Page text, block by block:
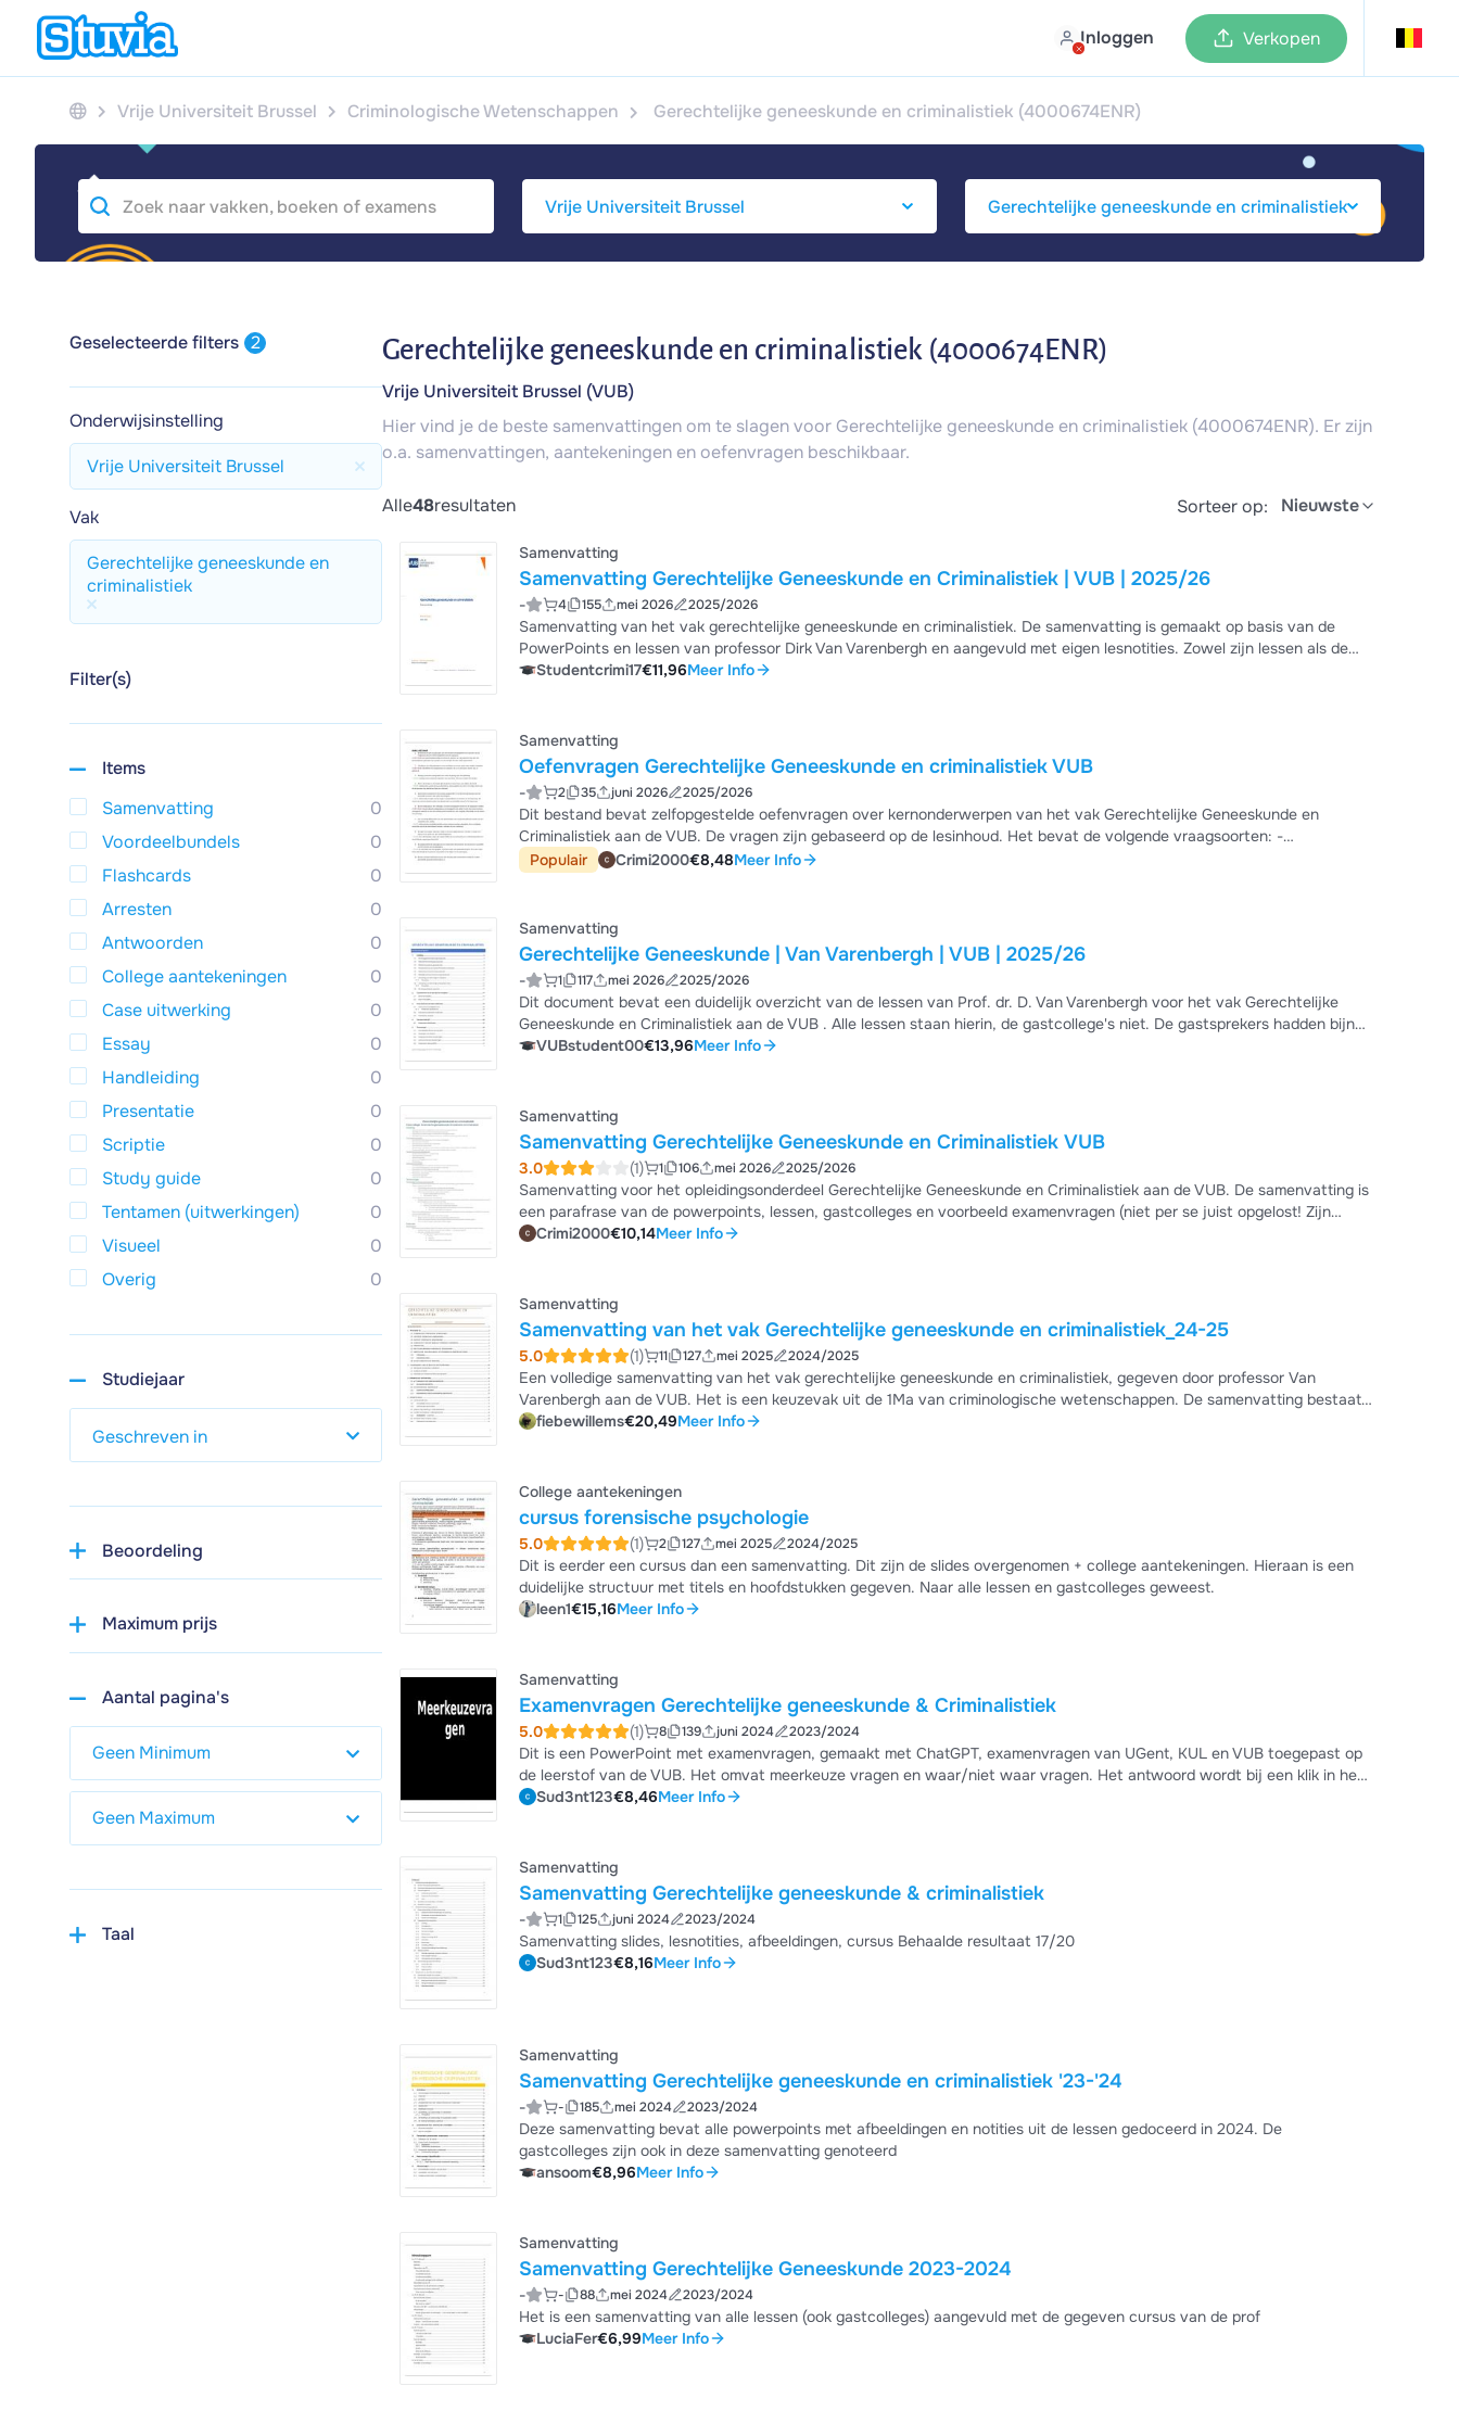
Inloggen Verkopen
Vrije Universiteit Brussel Criminologische Wetenschappen Gerechtelijke geneeskunde en criminalistiek (4000674ENR)
Geselecteerde filters 2
Onderwijsinstelling
Vrije Universiteit Brussel
Vak
Gerechtelijke geneeskunde en
criminalistiek
Filter(s)
Items
Samenvatting
0
Voordeelbundels
0
Flashcards
0
Arresten
0
Antwoorden
0
College aantekeningen
0
Case uitwerking
0
Essay
0
Handleiding
0
Presentatie
0
Scriptie
0
Study guide
0
Tentamen (uitwerkingen)
0
Visueel
0
Overig
0
Studiejaar
Beoordeling
Maximum prijs
Aantal pagina's
Taal
Gerechtelijke geneeskunde en criminalistiek (4000674ENR)
Vrije Universiteit Brussel (VUB)
Hier vind je de beste samenvattingen om te slagen voor Gerechtelijke geneeskunde en criminalistiek (4000674ENR). Er zijn
o.a. samenvattingen, aantekeningen en oefenvragen beschikbaar.
Alle48resultaten Sorteer op: Nieuwste
Samenvatting
Samenvatting Gerechtelijke Geneeskunde en Criminalistiek | VUB | 2025/26
- 4 155 mei 2026 2025/2026
Samenvatting van het vak gerechtelijke geneeskunde en criminalistiek. De samenvatting is gemaakt op basis van de
PowerPoints en lessen van professor Dirk Van Varenbergh en aangevuld met eigen lesnotities. Zowel zijn lessen als de
gastlessen zijn in de samenvatting verwerkt.
Studentcrimi17€11,96Meer Info
Samenvatting
Oefenvragen Gerechtelijke Geneeskunde en criminalistiek VUB
- 2 35 juni 2026 2025/2026
Dit bestand bevat zelfopgestelde oefenvragen over kernonderwerpen van het vak Gerechtelijke Geneeskunde en
Criminalistiek aan de VUB. De vragen zijn gebaseerd op de lesinhoud. Het bevat de volgende vraagsoorten: -
Redeneringscasussen (8 vragen) - Waar/Niet waar (70 vragen) - Multiple-choice-vragen met 4 antwoordmogelijkheden
(98 vragen) Ideaal voor examenvoorbereiding voor het vak Gerechtelijke Geneeskunde en Criminalistiek van de Master
Populair Crimi2000€8,48Meer Info
Samenvatting
Gerechtelijke Geneeskunde | Van Varenbergh | VUB | 2025/26
- 1 117 mei 2026 2025/2026
Dit document bevat een duidelijk overzicht van de lessen van Prof. dr. D. Van Varenbergh voor het vak Gerechtelijke
Geneeskunde en Criminalistiek aan de VUB . Alle lessen staan hierin, de gastcollege's niet. De gastsprekers hadden bijna
al hun info in hun powerpoint'ss gezet dus daarom heb ik deze hier niet in verwerkt. Veel succes!!
VUBstudent00€13,96Meer Info
Samenvatting
Samenvatting Gerechtelijke Geneeskunde en Criminalistiek VUB
3.0 (1) 1 106 mei 2026 2025/2026
Samenvatting voor het opleidingsonderdeel Gerechtelijke Geneeskunde en Criminalistiek aan de VUB. De samenvatting is
een parafrase van de powerpoints, lessen, gastcolleges en voorbeeld examenvragen (niet per se juist opgelost! Zijn
Crimi2000€10,14Meer Info
Samenvatting
Samenvatting van het vak Gerechtelijke geneeskunde en criminalistiek_24-25
5.0 (1) 11 127 mei 2025 2024/2025
Een volledige samenvatting van het vak gerechtelijke geneeskunde en criminalistiek, gegeven door professor Van
Varenbergh aan de VUB. Het is een keuzevak uit de 1Ma van criminologische wetenschappen. De samenvatting bestaat
uit de slides, eigen notities en alle gastlessen. Je mag me ook altijd een berichtje sturen via Messenger als je wat kosten
fiebewillems€20,49Meer Info
College aantekeningen
cursus forensische psychologie
5.0 (1) 2 127 mei 2025 2024/2025
Dit is eerder een cursus dan een samenvatting. Dit zijn de slides overgenomen + college aantekeningen. Hieraan is een
duidelijke structuur met titels en hoofdstukken gegeven. Naar alle lessen en gastcolleges geweest.
leen1€15,16Meer Info
Samenvatting
Examenvragen Gerechtelijke geneeskunde & Criminalistiek
5.0 (1) 8 139 juni 2024 2023/2024
Dit is een PowerPoint met examenvragen, gemaakt met ChatGPT, examenvragen van UGent, KUL en VUB toegepast op
de leerstof van de VUB. Het omvat meerkeuze vragen en waar/niet waar vragen. Het antwoord wordt bij een klik in het
vet gezet.
Sud3nt123€8,46Meer Info
Samenvatting
Samenvatting Gerechtelijke geneeskunde & criminalistiek
- 1 125 juni 2024 2023/2024
Samenvatting slides, lesnotities, afbeeldingen, cursus Behaalde resultaat 17/20
Sud3nt123€8,16Meer Info
Samenvatting
Samenvatting Gerechtelijke geneeskunde en criminalistiek '23-'24
- - 185 mei 2024 2023/2024
Deze samenvatting bevat alle powerpoints met afbeeldingen en notities uit de lessen gedoceerd in 2024. De
gastcolleges zijn ook in deze samenvatting genoteerd
ansoom€8,96Meer Info
Samenvatting
Samenvatting Gerechtelijke Geneeskunde 2023-2024
- - 88 mei 2024 2023/2024
Het is een samenvatting van alle lessen (ook gastcolleges) aangevuld met de gegeven cursus van de prof
LuciaFer€6,99Meer Info